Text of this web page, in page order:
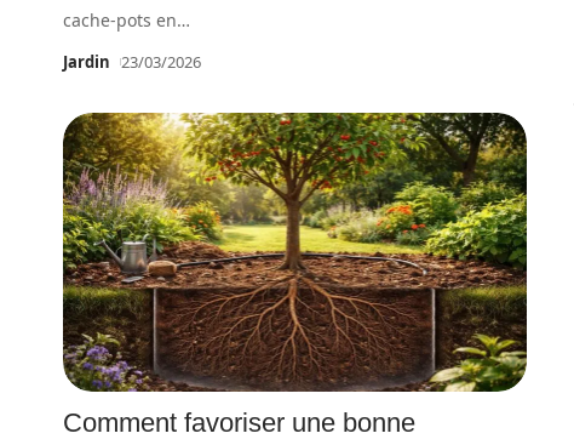
cache-pots en…
Jardin 23/03/2026
Comment favoriser une bonne